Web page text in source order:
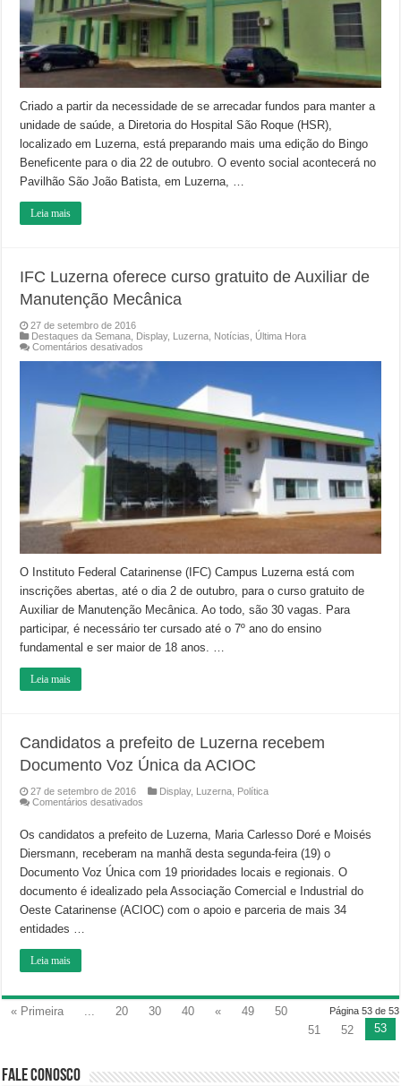
Criado a partir da necessidade de se arrecadar fundos para manter a
unidade de saúde, a Diretoria do Hospital São Roque (HSR),
localizado em Luzerna, está preparando mais uma edição do Bingo
Beneficente para o dia 22 de outubro. O evento social acontecerá no
Pavilhão São João Batista, em Luzerna, …
Leia mais
IFC Luzerna oferece curso gratuito de Auxiliar de
Manutenção Mecânica
27 de setembro de 2016
Destaques da Semana Display, Luzerna Notícias
Última Hora
Comentários desativados
gratuito
de
Auxiliar
de
O Instituto Federal Catarinense (IFC) Campus Luzerna está com
inscrições abertas, até o dia 2 de outubro, para o curso gratuito de
Auxiliar de Manutenção Mecânica. Ao todo, são 30 vagas. Para
participar, é necessário ter cursado até o 7º ano do ensino
fundamental e ser maior de 18 anos. …
Leia mais
Candidatos a prefeito de Luzerna recebem
Documento Voz Única da ACIOC
27 de setembro de 2016 Display, Luzerna Política
Comentários desativados
prefeito
Luzerna
recebem
Documento
Voz
Única
da
ACIOC
Os candidatos a prefeito de Luzerna, Maria Carlesso Doré e Moisés
Diersmann, receberam na manhã desta segunda-feira (19) o
Documento Voz Única com 19 prioridades locais e regionais. O
documento é idealizado pela Associação Comercial e Industrial do
Oeste Catarinense (ACIOC) com o apoio e parceria de mais 34
entidades …
Leia mais
Página 53 de 53
« Primeira 20 30 40 « 49
50
51
52 53
Fale Conosco